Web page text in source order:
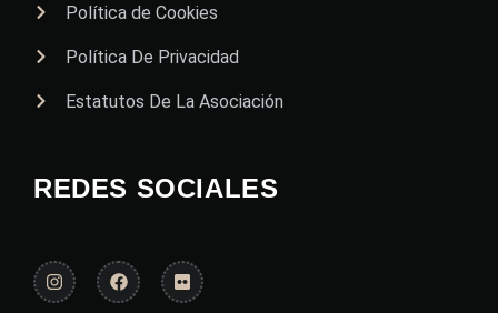
Política de Cookies
Política De Privacidad
Estatutos De La Asociación
REDES SOCIALES
I
n
s
F
a
c
F
l
i